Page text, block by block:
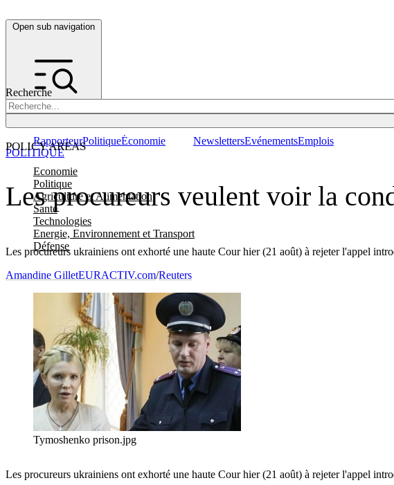
Open sub navigation
Recherche
POLICY AREAS
Economie
Politique
Agriculture et Alimentation
Santé
Technologies
Energie, Environnement et Transport
Défense
RapporteurPolitiqueÉconomie NewslettersEvénementsEmplois
Les procureurs veulent voir la
Les procureurs ukrainiens ont exhorté une haute Cour hier (21 août) à rejeter l'appel
POLITIQUE
Amandine GilletEURACTIV.com/Reuters
Tymoshenko prison.jpg
Les procureurs ukrainiens ont exhorté une haute Cour hier (21 août) à rejeter l'appel